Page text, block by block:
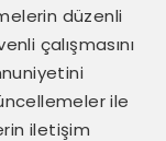
düzenli
çalışmasını
ile
iletişim